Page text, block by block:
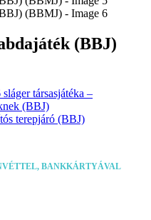
(BBJ)
társasjátéka –
(BBJ)
terepjáró (BBJ)
BANKKÁRTYÁVAL